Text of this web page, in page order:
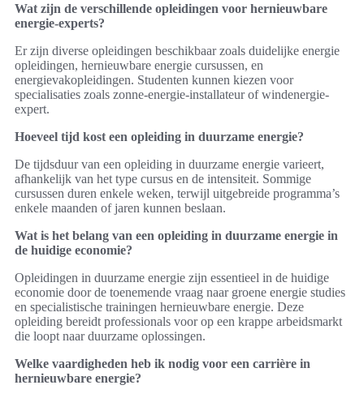
Wat zijn de verschillende opleidingen voor hernieuwbare
energie-experts?
Er zijn diverse opleidingen beschikbaar zoals duidelijke energie
opleidingen, hernieuwbare energie cursussen, en
energievakopleidingen. Studenten kunnen kiezen voor
specialisaties zoals zonne-energie-installateur of windenergie-
expert.
Hoeveel tijd kost een opleiding in duurzame energie?
De tijdsduur van een opleiding in duurzame energie varieert,
afhankelijk van het type cursus en de intensiteit. Sommige
cursussen duren enkele weken, terwijl uitgebreide programma’s
enkele maanden of jaren kunnen beslaan.
Wat is het belang van een opleiding in duurzame energie in
de huidige economie?
Opleidingen in duurzame energie zijn essentieel in de huidige
economie door de toenemende vraag naar groene energie studies
en specialistische trainingen hernieuwbare energie. Deze
opleiding bereidt professionals voor op een krappe arbeidsmarkt
die loopt naar duurzame oplossingen.
Welke vaardigheden heb ik nodig voor een carrière in
hernieuwbare energie?